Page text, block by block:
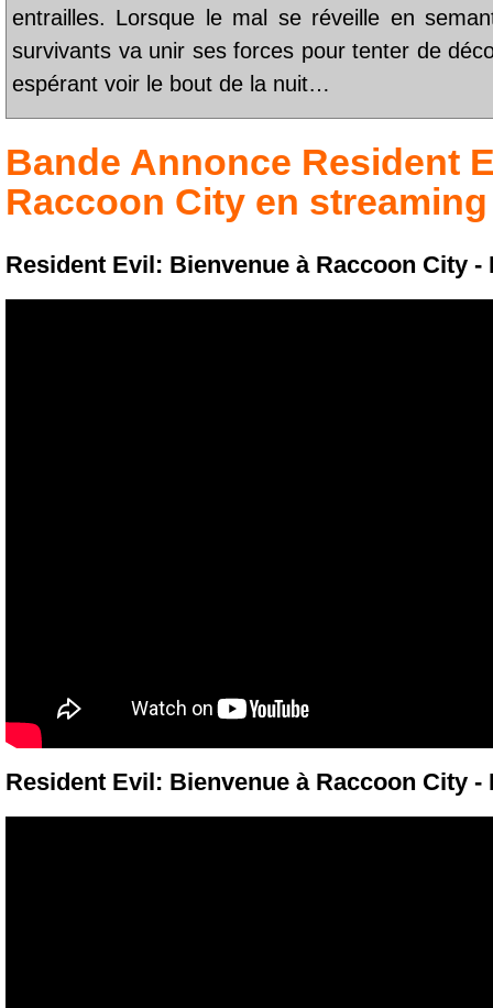
entrailles. Lorsque le mal se réveille en
survivants va unir ses forces pour tenter de
espérant voir le bout de la nuit…
Bande Annonce Resident
Raccoon City en streaming
Resident Evil: Bienvenue à Raccoon City -
Resident Evil: Bienvenue à Raccoon City -